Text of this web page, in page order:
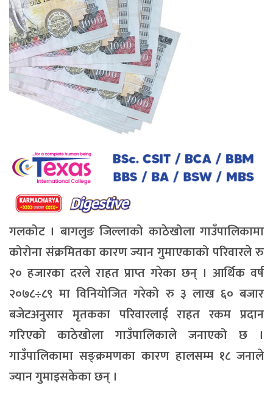
गलकोट । बागलुङ जिल्लाको काठेखोला गाउँपालिकामा
कोरोना संक्रमितका कारण ज्यान गुमाएकाको परिवारले रु
२० हजारका दरले राहत प्राप्त गरेका छन् । आर्थिक वर्ष
२०७८÷८९ मा विनियोजित गरेको रु ३ लाख ६० बजार
बजेटअनुसार मृतकका परिवारलाई राहत रकम प्रदान
गरिएको काठेखोला गाउँपालिकाले जनाएको छ ।
गाउँपालिकामा सङ्क्रमणका कारण हालसम्म १८ जनाले
ज्यान गुमाइसकेका छन् ।